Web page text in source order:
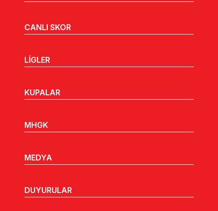
CANLI SKOR
LİGLER
KUPALAR
MHGK
MEDYA
DUYURULAR